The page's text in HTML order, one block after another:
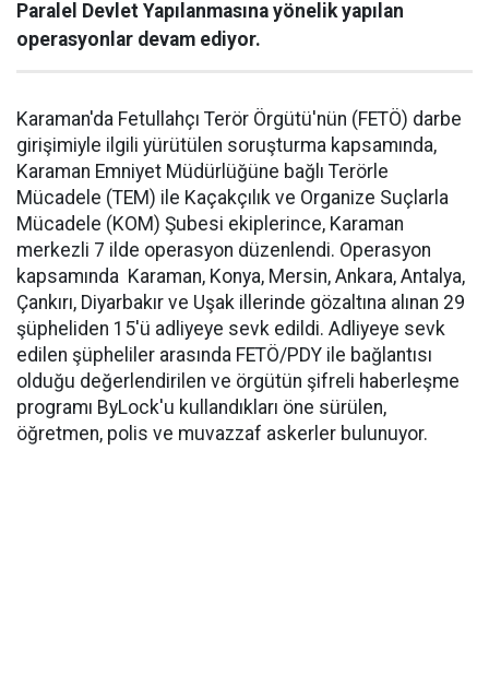
Paralel Devlet Yapılanmasına yönelik yapılan
operasyonlar devam ediyor.
Karaman'da Fetullahçı Terör Örgütü'nün (FETÖ) darbe
girişimiyle ilgili yürütülen soruşturma kapsamında,
Karaman Emniyet Müdürlüğüne bağlı Terörle
Mücadele (TEM) ile Kaçakçılık ve Organize Suçlarla
Mücadele (KOM) Şubesi ekiplerince, Karaman
merkezli 7 ilde operasyon düzenlendi. Operasyon
kapsamında Karaman, Konya, Mersin, Ankara, Antalya,
Çankırı, Diyarbakır ve Uşak illerinde gözaltına alınan 29
şüpheliden 15'ü adliyeye sevk edildi. Adliyeye sevk
edilen şüpheliler arasında FETÖ/PDY ile bağlantısı
olduğu değerlendirilen ve örgütün şifreli haberleşme
programı ByLock'u kullandıkları öne sürülen,
öğretmen, polis ve muvazzaf askerler bulunuyor.